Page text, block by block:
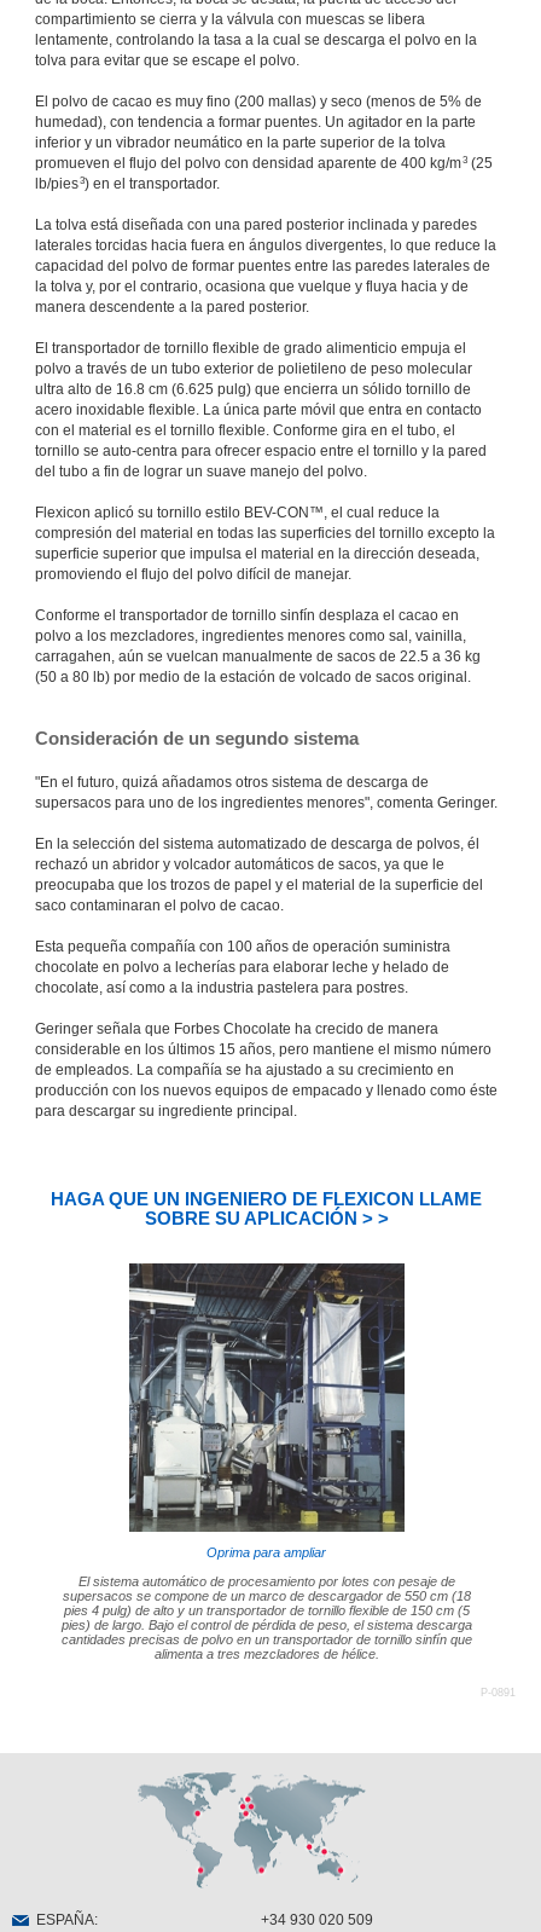
compartimiento se cierra y la válvula con muescas se libera
lentamente, controlando la tasa a la cual se descarga el polvo en la
tolva para evitar que se escape el polvo.
El polvo de cacao es muy fino (200 mallas) y seco (menos de 5% de
humedad), con tendencia a formar puentes. Un agitador en la parte
inferior y un vibrador neumático en la parte superior de la tolva
promueven el flujo del polvo con densidad aparente de 400 kg/m3 (25
lb/pies3) en el transportador.
La tolva está diseñada con una pared posterior inclinada y paredes
laterales torcidas hacia fuera en ángulos divergentes, lo que reduce la
capacidad del polvo de formar puentes entre las paredes laterales de
la tolva y, por el contrario, ocasiona que vuelque y fluya hacia y de
manera descendente a la pared posterior.
El transportador de tornillo flexible de grado alimenticio empuja el
polvo a través de un tubo exterior de polietileno de peso molecular
ultra alto de 16.8 cm (6.625 pulg) que encierra un sólido tornillo de
acero inoxidable flexible. La única parte móvil que entra en contacto
con el material es el tornillo flexible. Conforme gira en el tubo, el
tornillo se auto-centra para ofrecer espacio entre el tornillo y la pared
del tubo a fin de lograr un suave manejo del polvo.
Flexicon aplicó su tornillo estilo BEV-CON™, el cual reduce la
compresión del material en todas las superficies del tornillo excepto la
superficie superior que impulsa el material en la dirección deseada,
promoviendo el flujo del polvo difícil de manejar.
Conforme el transportador de tornillo sinfín desplaza el cacao en
polvo a los mezcladores, ingredientes menores como sal, vainilla,
carragahen, aún se vuelcan manualmente de sacos de 22.5 a 36 kg
(50 a 80 lb) por medio de la estación de volcado de sacos original.
Consideración de un segundo sistema
"En el futuro, quizá añadamos otros sistema de descarga de
supersacos para uno de los ingredientes menores", comenta Geringer.
En la selección del sistema automatizado de descarga de polvos, él
rechazó un abridor y volcador automáticos de sacos, ya que le
preocupaba que los trozos de papel y el material de la superficie del
saco contaminaran el polvo de cacao.
Esta pequeña compañía con 100 años de operación suministra
chocolate en polvo a lecherías para elaborar leche y helado de
chocolate, así como a la industria pastelera para postres.
Geringer señala que Forbes Chocolate ha crecido de manera
considerable en los últimos 15 años, pero mantiene el mismo número
de empleados. La compañía se ha ajustado a su crecimiento en
producción con los nuevos equipos de empacado y llenado como éste
para descargar su ingrediente principal.
HAGA QUE UN INGENIERO DE FLEXICON LLAME
SOBRE SU APLICACIÓN > >
Oprima para ampliar
El sistema automático de procesamiento por lotes con pesaje de
supersacos se compone de un marco de descargador de 550 cm (18
pies 4 pulg) de alto y un transportador de tornillo flexible de 150 cm (5
pies) de largo. Bajo el control de pérdida de peso, el sistema descarga
cantidades precisas de polvo en un transportador de tornillo sinfín que
alimenta a tres mezcladores de hélice.
P-0891
ESPAÑA: +34 930 020 509